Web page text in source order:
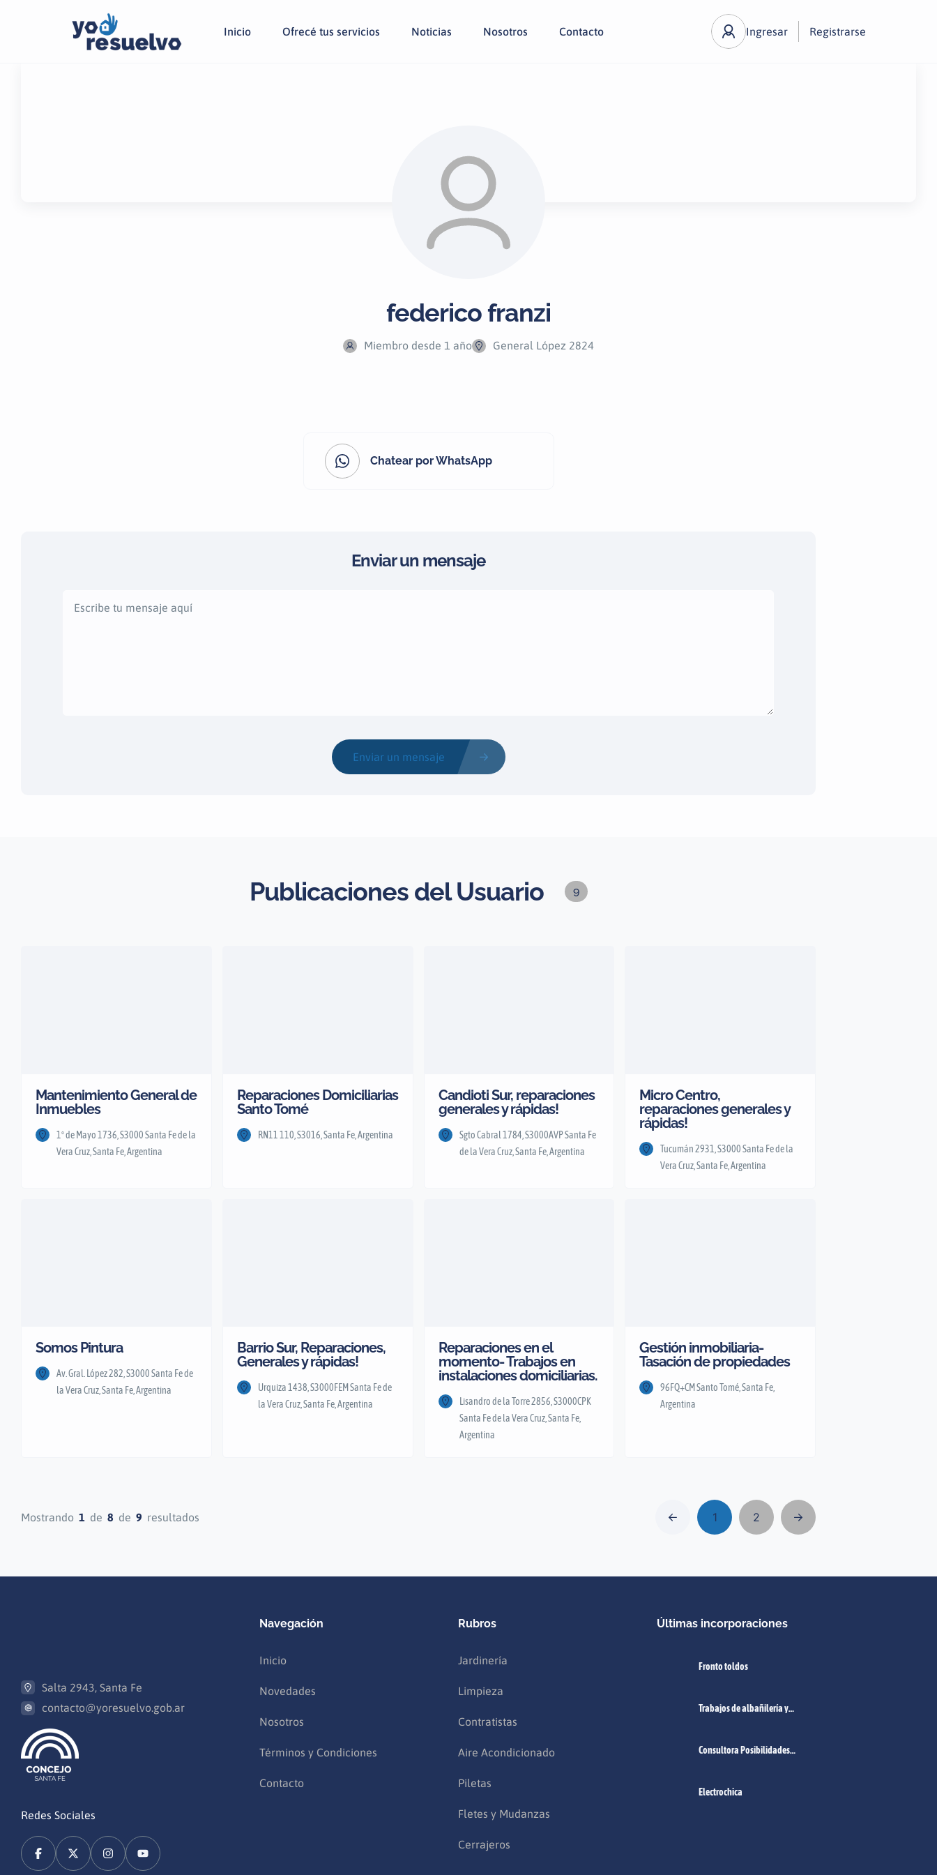
Inicio Ofrecé tus servicios Noticias Nosotros Contacto Ingresar Registrarse
federico franzi
Miembro desde 1 año General López 2824
Chatear por WhatsApp
Enviar un mensaje
Enviar un mensaje
Publicaciones del Usuario 9
Mantenimiento General de
Inmuebles
1º de Mayo 1736, S3000 Santa Fe de la
Vera Cruz, Santa Fe, Argentina
Reparaciones Domiciliarias
Santo Tomé
RN11 110, S3016, Santa Fe, Argentina
Candioti Sur, reparaciones
generales y rápidas!
Sgto Cabral 1784, S3000AVP Santa Fe
de la Vera Cruz, Santa Fe, Argentina
Micro Centro,
reparaciones generales y
rápidas!
Tucumán 2931, S3000 Santa Fe de la
Vera Cruz, Santa Fe, Argentina
Somos Pintura
Av. Gral. López 282, S3000 Santa Fe de
la Vera Cruz, Santa Fe, Argentina
Barrio Sur, Reparaciones,
Generales y rápidas!
Urquiza 1438, S3000FEM Santa Fe de
la Vera Cruz, Santa Fe, Argentina
Reparaciones en el
momento- Trabajos en
instalaciones domiciliarias.
Lisandro de la Torre 2856, S3000CPK
Santa Fe de la Vera Cruz, Santa Fe,
Argentina
Gestión inmobiliaria-
Tasación de propiedades
96FQ+CM Santo Tomé, Santa Fe,
Argentina
Mostrando 1 de 8 de 9 resultados 1 2
Salta 2943, Santa Fe
contacto@yoresuelvo.gob.ar
Redes Sociales
Navegación
Inicio
Novedades
Nosotros
Términos y Condiciones
Contacto
Rubros
Jardinería
Limpieza
Contratistas
Aire Acondicionado
Piletas
Fletes y Mudanzas
Cerrajeros
Últimas incorporaciones
Fronto toldos
Trabajos de albañilería y
Consultora Posibilidades
Electrochica